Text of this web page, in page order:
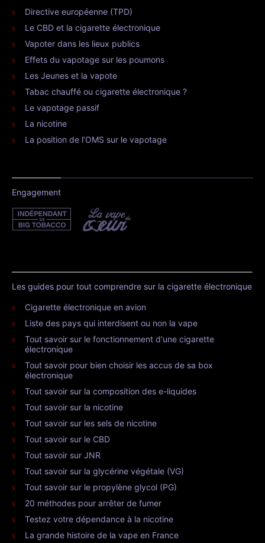
Directive européenne (TPD)
Le CBD et la cigarette électronique
Vapoter dans les lieux publics
Effets du vapotage sur les poumons
Les Jeunes et la vapote
Tabac chauffé ou cigarette électronique ?
Le vapotage passif
La nicotine
La position de l’OMS sur le vapotage
Engagement
Les guides pour tout comprendre sur la cigarette électronique
Cigarette électronique en avion
Liste des pays qui interdisent ou non la vape
Tout savoir sur le fonctionnement d'une cigarette
électronique
Tout savoir pour bien choisir les accus de sa box
électronique
Tout savoir sur la composition des e-liquides
Tout savoir sur la nicotine
Tout savoir sur les sels de nicotine
Tout savoir sur le CBD
Tout savoir sur JNR
Tout savoir sur la glycérine végétale (VG)
Tout savoir sur le propylène glycol (PG)
20 méthodes pour arrêter de fumer
Testez votre dépendance à la nicotine
La grande histoire de la vape en France